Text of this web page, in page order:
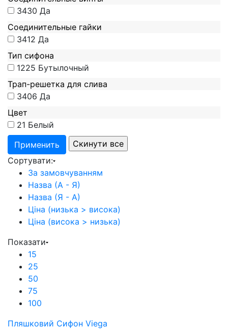
3430 Да
Соединительные гайки
3412 Да
Тип сифона
1225 Бутылочный
Трап-решетка для слива
3406 Да
Цвет
21 Белый
Сортувати:
За замовчуванням
Назва (А - Я)
Назва (Я - А)
Ціна (низька > висока)
Ціна (висока > низька)
Показати
15
25
50
75
100
Пляшковий Сифон Viega